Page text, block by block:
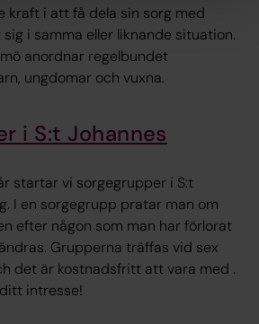
kraft i att få dela sin sorg med
i samma eller liknande situation.
anordnar regelbundet
ungdomar och vuxna.
i S:t Johannes
startar vi sorgegrupper i S:t
I en sorgegrupp pratar man om
efter någon som man har förlorat
Grupperna träffas vid sex
det är kostnadsfritt att vara med .
intresse!